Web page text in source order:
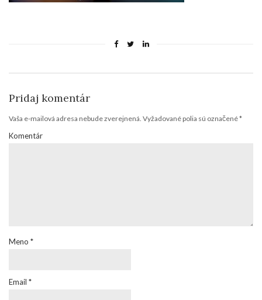
Pridaj komentár
Vaša e-mailová adresa nebude zverejnená. Vyžadované polia sú označené*
Komentár
Meno *
Email *